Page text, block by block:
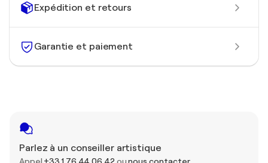
Expédition et retours
Garantie et paiement
Parlez à un conseiller artistique